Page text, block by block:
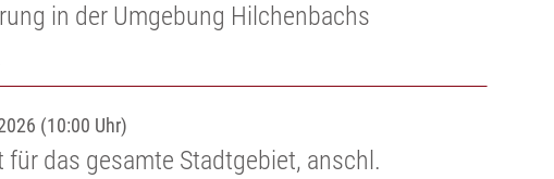
in der Umgebung Hilchenbachs
(10:00 Uhr)
für das gesamte Stadtgebiet, anschl.